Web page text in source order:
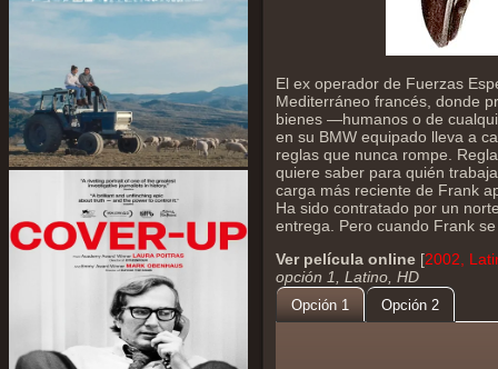
El ex operador de Fuerzas
Mediterráneo francés, donde
bienes —humanos o de
en su BMW equipado lleva a
reglas que nunca rompe.
quiere saber para quién
carga más reciente de Frank
Ha sido contratado por un
entrega. Pero cuando Frank
Ver película online [2002,
opción 1, Latino, HD
Opción 1 Opción 2